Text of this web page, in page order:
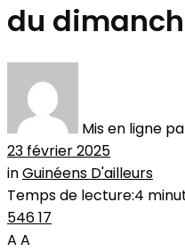
du
Mis en ligne
23 février 2025
inGuinéens D'ailleurs
Temps de lecture:4
54617
A A